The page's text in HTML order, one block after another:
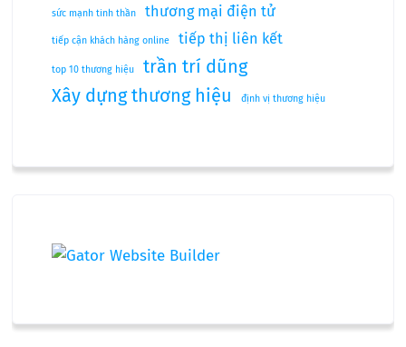
sức mạnh tinh thần thương mại điện tử
tiếp cận khách hàng online tiếp thị liên kết
top 10 thương hiệu
trần trí dũng
Xây dựng thương hiệu
định vị thương hiệu